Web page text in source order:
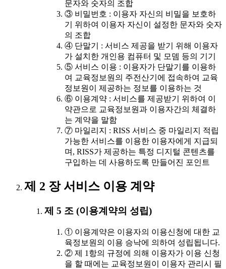
문자와 숫자의 조합
③ 비밀번호 : 이용자 자신의 비밀을 보호하
기 위하여 이용자 자신이 설정한 문자와 숫자
의 조합
④ 단말기 : 서비스 제공을 받기 위해 이용자
가 설치한 개인용 컴퓨터 및 모뎀 등의 기기
⑤ 서비스 이용 : 이용자가 단말기를 이용하
여 교육정보원의 주전산기에 접속하여 교육
정보원이 제공하는 정보를 이용하는 것
⑥ 이용계약 : 서비스를 제공받기 위하여 이
약관으로 교육정보원과 이용자간의 체결하
는 계약을 말함
⑦ 마일리지 : RISS 서비스 중 마일리지 적립
가능한 서비스를 이용한 이용자에게 지급되
며, RISS가 제공하는 특정 디지털 콘텐츠를
구입하는 데 사용하도록 만들어진 포인트
제 2 장 서비스 이용 계약
제 5 조 (이용계약의 성립)
① 이용계약은 이용자의 이용신청에 대한 교
육정보원의 이용 승낙에 의하여 성립됩니다.
② 제 1항의 규정에 의해 이용자가 이용 신청
을 할 때에는 교육정보원이 이용자 관리시 필